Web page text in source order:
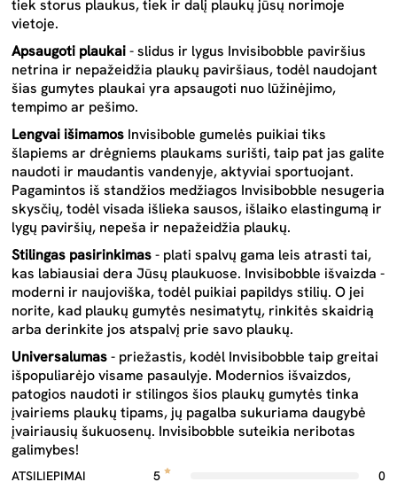
tiek storus plaukus, tiek ir dalį plaukų jūsų norimoje
vietoje.
Apsaugoti plaukai-slidus ir lygus Invisibobble paviršius
netrina ir nepažeidžia plaukų paviršiaus, todėl naudojant
šias gumytes plaukai yra apsaugoti nuo lūžinėjimo,
tempimo ar pešimo.
Lengvai išimamos Invisiboble gumelės puikiai tiks
šlapiems ar drėgniems plaukams surišti, taip pat jas galite
naudoti ir maudantis vandenyje, aktyviai sportuojant.
Pagamintos iš standžios medžiagos Invisibobble nesugeria
skysčių, todėl visada išlieka sausos, išlaiko elastingumą ir
lygų paviršių, nepeša ir nepažeidžia plaukų.
Stilingas pasirinkimas- plati spalvų gama leis atrasti tai,
kas labiausiai dera Jūsų plaukuose. Invisibobble išvaizda -
moderni ir naujoviška, todėl puikiai papildys stilių. O jei
norite, kad plaukų gumytės nesimatytų, rinkitės skaidrią
arba derinkite jos atspalvį prie savo plaukų.
Universalumas- priežastis, kodėl Invisibobble taip greitai
išpopuliarėjo visame pasaulyje. Modernios išvaizdos,
patogios naudoti ir stilingos šios plaukų gumytės tinka
įvairiems plaukų tipams, jų pagalba sukuriama daugybė
įvairiausių šukuosenų. Invisibobble suteikia neribotas
galimybes!
ATSILIEPIMAI 5
0